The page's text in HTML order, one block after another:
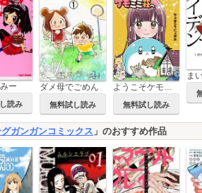
ー
読み
ダメ母でごめん
無料試し読み
ようこそケモミミ荘へ【タテヨミ】
無料試し読み
グガンガンコミックス 」のおすすめ作品